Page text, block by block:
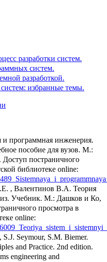
разработки систем.
систем.
разработкой.
избранные темы.
программная инженерия.
пособие для вузов. М.:
постраничного
библиотеке online:
, Валентинов В.А. Теория
Учебник. М.: Дашков и Ко,
просмотра в
online:
Seymour, S.M. Biemer.
and Practice. 2nd edition.
engineering and